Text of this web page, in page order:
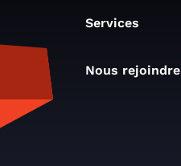
Services
Nous rejoindre